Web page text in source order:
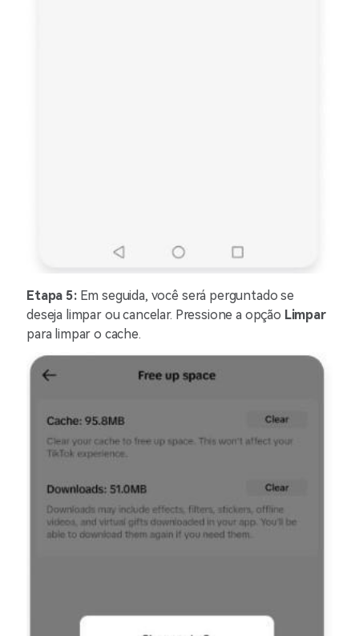
Etapa 5:Em seguida, você será perguntado se
deseja limpar ou cancelar. Pressione a opção Limpar
para limpar o cache.